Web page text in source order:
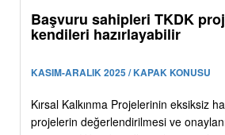
Başvuru sahipleri TKDK
kendileri hazırlayabilir
KASIM-ARALIK 2025 / KAPAK KONUSU
Kırsal Kalkınma Projelerinin eksiksiz
projelerin değerlendirilmesi ve